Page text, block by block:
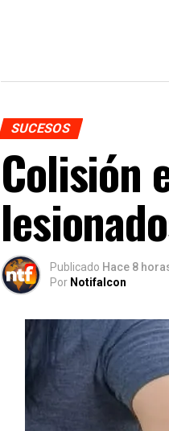
SUCESOS
Colisión
Publicado Hace 8
Por Notifalcon